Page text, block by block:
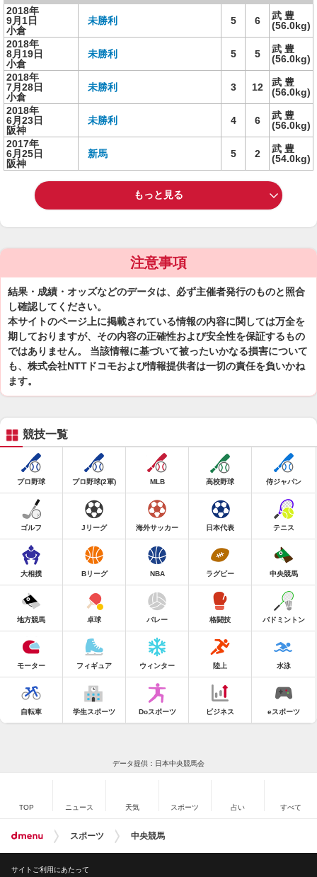
2018年
9月1日
小倉
未勝利 5 6
武 豊
(56.0kg)
2018年
8月19日
小倉
未勝利 5 5
武 豊
(56.0kg)
2018年
7月28日
小倉
未勝利 3 12
武 豊
(56.0kg)
2018年
6月23日
阪神
未勝利 4 6
武 豊
(56.0kg)
2017年
6月25日
阪神
新馬 5 2
武 豊
(54.0kg)
もっと見る
注意事項
結果・成績・オッズなどのデータは、必ず主催者発行のものと照合
し確認してください。
本サイトのページ上に掲載されている情報の内容に関しては万全を
期しておりますが、その内容の正確性および安全性を保証するもの
ではありません。 当該情報に基づいて被ったいかなる損害について
も、株式会社NTTドコモおよび情報提供者は一切の責任を負いかね
ます。
競技一覧
プロ野球 プロ野球(2軍) MLB 高校野球 侍ジャパン
ゴルフ Jリーグ 海外サッカー 日本代表 テニス
大相撲 Bリーグ NBA ラグビー 中央競馬
地方競馬 卓球 バレー 格闘技 バドミントン
モーター フィギュア ウィンター 陸上 水泳
自転車 学生スポーツ Doスポーツ ビジネス eスポーツ
データ提供：日本中央競馬会
TOP ニュース 天気 スポーツ 占い すべて
スポーツ 中央競馬
サイトご利用にあたって